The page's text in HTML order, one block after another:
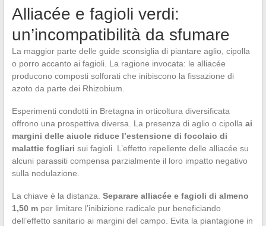
Alliacée e fagioli verdi:
un’incompatibilità da sfumare
La maggior parte delle guide sconsiglia di piantare aglio, cipolla
o porro accanto ai fagioli. La ragione invocata: le alliacée
producono composti solforati che inibiscono la fissazione di
azoto da parte dei Rhizobium.
Esperimenti condotti in Bretagna in orticoltura diversificata
offrono una prospettiva diversa. La presenza di aglio o cipolla ai
margini delle aiuole riduce l’estensione di focolaio di
malattie fogliari sui fagioli. L’effetto repellente delle alliacée su
alcuni parassiti compensa parzialmente il loro impatto negativo
sulla nodulazione.
La chiave è la distanza. Separare alliacée e fagioli di almeno
1,50 mper limitare l’inibizione radicale pur beneficiando
dell’effetto sanitario ai margini del campo. Evita la piantagione in